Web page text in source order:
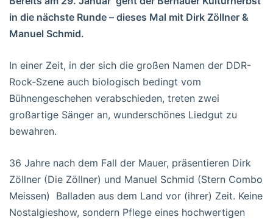
in die nächste Runde – dieses Mal mit Dirk Zöllner &
Manuel Schmid.
In einer Zeit, in der sich die großen Namen der DDR-
Rock-Szene auch biologisch bedingt vom
Bühnengeschehen verabschieden, treten zwei
großartige Sänger an, wunderschönes Liedgut zu
bewahren.
36 Jahre nach dem Fall der Mauer, präsentieren Dirk
Zöllner (Die Zöllner) und Manuel Schmid (Stern Combo
Meissen) Balladen aus dem Land vor (ihrer) Zeit. Keine
Nostalgieshow, sondern Pflege eines hochwertigen